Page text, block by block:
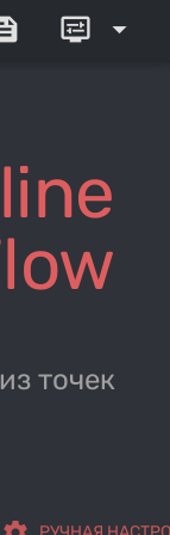
display_settings arrow_drop_down
точек